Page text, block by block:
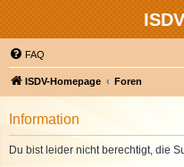
FAQ
ISDV-Homepage Foren
Information
Du bist leider nicht berechtigt, die